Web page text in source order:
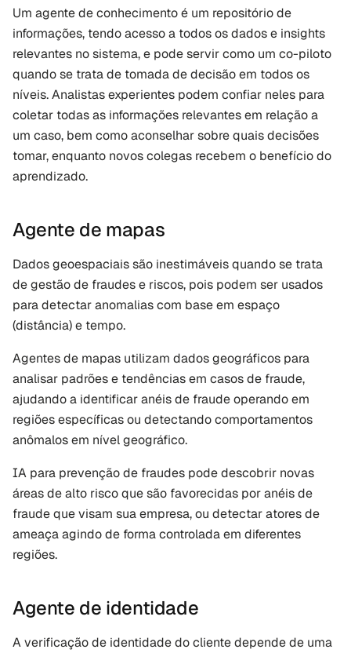
Um agente de conhecimento é um repositório de
informações, tendo acesso a todos os dados e insights
relevantes no sistema, e pode servir como um co-piloto
quando se trata de tomada de decisão em todos os
níveis. Analistas experientes podem confiar neles para
coletar todas as informações relevantes em relação a
um caso, bem como aconselhar sobre quais decisões
tomar, enquanto novos colegas recebem o benefício do
aprendizado.
Agente de mapas
Dados geoespaciais são inestimáveis quando se trata
de gestão de fraudes e riscos, pois podem ser usados
para detectar anomalias com base em espaço
(distância) e tempo.
Agentes de mapas utilizam dados geográficos para
analisar padrões e tendências em casos de fraude,
ajudando a identificar anéis de fraude operando em
regiões específicas ou detectando comportamentos
anômalos em nível geográfico.
IA para prevenção de fraudes pode descobrir novas
áreas de alto risco que são favorecidas por anéis de
fraude que visam sua empresa, ou detectar atores de
ameaça agindo de forma controlada em diferentes
regiões.
Agente de identidade
A verificação de identidade do cliente depende de uma